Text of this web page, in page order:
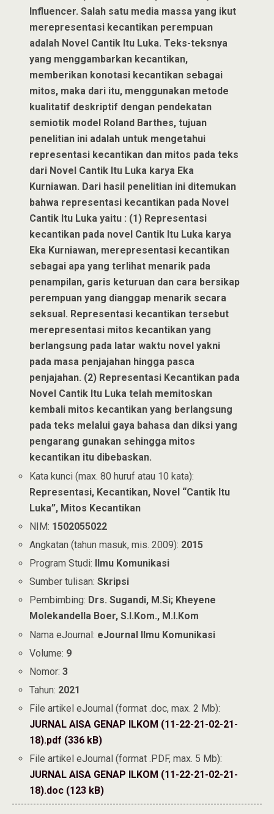
Influencer. Salah satu media massa yang ikut
merepresentasi kecantikan perempuan
adalah Novel Cantik Itu Luka. Teks-teksnya
yang menggambarkan kecantikan,
memberikan konotasi kecantikan sebagai
mitos, maka dari itu, menggunakan metode
kualitatif deskriptif dengan pendekatan
semiotik model Roland Barthes, tujuan
penelitian ini adalah untuk mengetahui
representasi kecantikan dan mitos pada teks
dari Novel Cantik Itu Luka karya Eka
Kurniawan. Dari hasil penelitian ini ditemukan
bahwa representasi kecantikan pada Novel
Cantik Itu Luka yaitu : (1) Representasi
kecantikan pada novel Cantik Itu Luka karya
Eka Kurniawan, merepresentasi kecantikan
sebagai apa yang terlihat menarik pada
penampilan, garis keturuan dan cara bersikap
perempuan yang dianggap menarik secara
seksual. Representasi kecantikan tersebut
merepresentasi mitos kecantikan yang
berlangsung pada latar waktu novel yakni
pada masa penjajahan hingga pasca
penjajahan. (2) Representasi Kecantikan pada
Novel Cantik Itu Luka telah memitoskan
kembali mitos kecantikan yang berlangsung
pada teks melalui gaya bahasa dan diksi yang
pengarang gunakan sehingga mitos
kecantikan itu dibebaskan.
Kata kunci (max. 80 huruf atau 10 kata):
Representasi, Kecantikan, Novel “Cantik Itu
Luka”, Mitos Kecantikan
NIM: 1502055022
Angkatan (tahun masuk, mis. 2009): 2015
Program Studi: Ilmu Komunikasi
Sumber tulisan:Skripsi
Pembimbing: Drs. Sugandi, M.Si; Kheyene
Molekandella Boer, S.I.Kom., M.I.Kom
Nama eJournal: eJournal Ilmu Komunikasi
Volume: 9
Nomor:3
Tahun: 2021
File artikel eJournal (format .doc, max. 2 Mb):
JURNAL AISA GENAP ILKOM (11-22-21-02-21-
18).pdf (336 kB)
File artikel eJournal (format .PDF, max. 5 Mb):
JURNAL AISA GENAP ILKOM (11-22-21-02-21-
18).doc (123 kB)